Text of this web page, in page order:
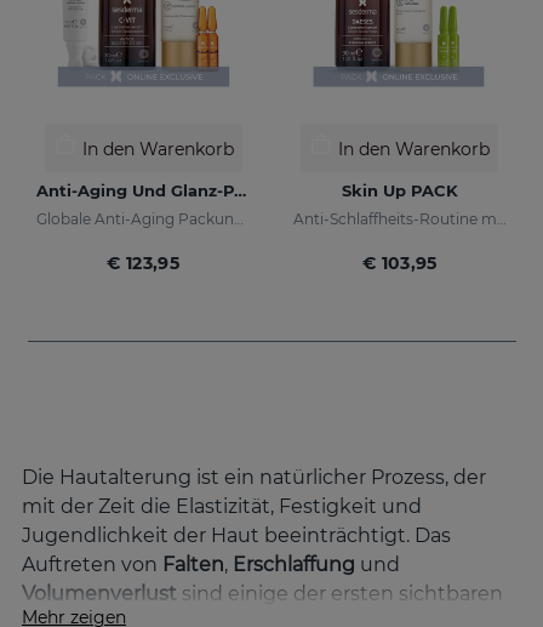
In den Warenkorb
Anti-Aging Und Glanz-PACK
Globale Anti-Aging Packung für Tag und Nacht
€ 123,95
In den Warenkorb
Skin Up PACK
Anti-Schlaffheits-Routine mit sofortigem Straffungseffekt
€ 103,95
Die Hautalterung ist ein natürlicher Prozess, der
mit der Zeit die Elastizität, Festigkeit und
Jugendlichkeit der Haut beeinträchtigt. Das
Auftreten von Falten, Erschlaffung und
Volumenverlust sind einige der ersten sichtbaren
Mehr zeigen